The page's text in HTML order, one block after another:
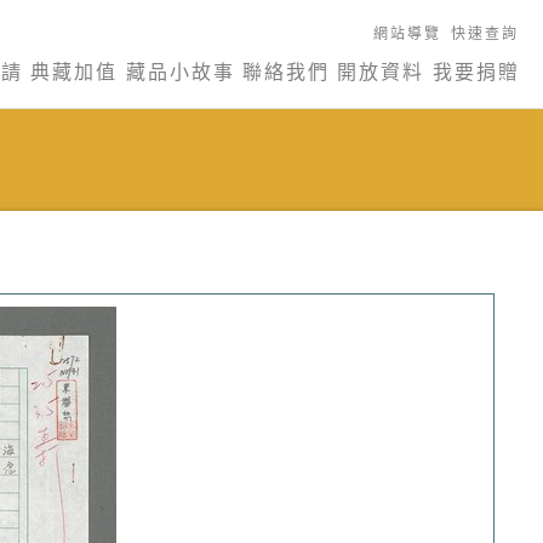
網站導覽 快速查詢
典藏加值 藏品小故事 聯絡我們 開放資料 我要捐贈